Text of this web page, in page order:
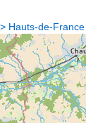
Hauts-de-